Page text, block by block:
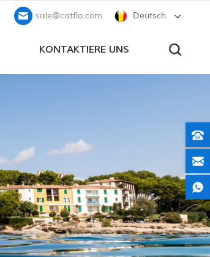
Deutsch
sale@catflo.com
KONTAKTIERE UNS